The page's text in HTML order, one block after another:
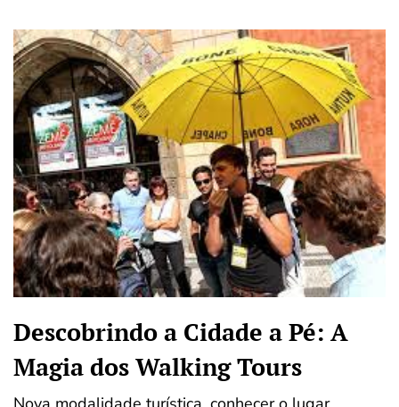
Descobrindo a Cidade a Pé: A
Magia dos Walking Tours